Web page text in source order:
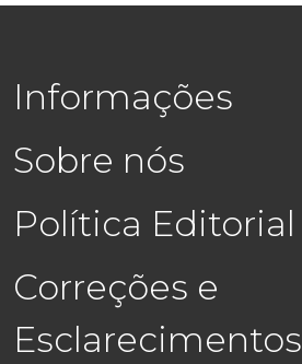
Informações
Sobre nós
Política Editorial
Correções e
Esclarecimentos